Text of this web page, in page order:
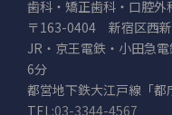
歯科・矯正歯科・口腔外
〒163-0404 新宿区西
JR・京王電鉄・小田急
6分
都営地下鉄大江戸線「
TEL:03-3344-4567